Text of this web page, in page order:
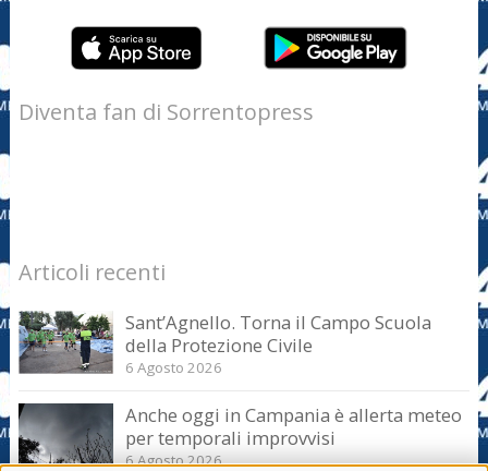
Diventa fan di Sorrentopress
Articoli recenti
Sant’Agnello. Torna il Campo Scuola
della Protezione Civile
6 Agosto 2026
Anche oggi in Campania è allerta meteo
per temporali improvvisi
6 Agosto 2026